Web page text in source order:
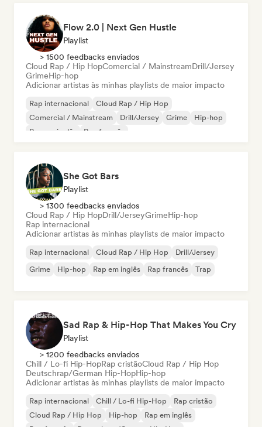
Flow 2.0 | Next Gen Hustle
Playlist
> 1500 feedbacks enviados
Cloud Rap / Hip HopComercial / MainstreamDrill/Jersey
GrimeHip-hop
Adicionar artistas às minhas playlists de maior impacto
Rap internacional
Cloud Rap / Hip Hop
Comercial / Mainstream
Drill/Jersey Grime
Hip-hop
Rap em inglês
Rap francês
She Got Bars
Playlist
> 1300 feedbacks enviados
Cloud Rap / Hip HopDrill/JerseyGrimeHip-hop
Rap internacional
Adicionar artistas às minhas playlists de maior impacto
Rap internacional Cloud Rap / Hip Hop
Drill/Jersey
Grime
Hip-hop Rap em inglês Rap francês Trap
Sad Rap & Hip-Hop That Makes You Cry
Playlist
> 1200 feedbacks enviados
Chill / Lo-fi Hip-HopRap cristãoCloud Rap / Hip Hop
Deutschrap/German Hip-HopHip-hop
Adicionar artistas às minhas playlists de maior impacto
Rap internacional Chill / Lo-fi Hip-Hop
Rap cristão
Cloud Rap / Hip Hop
Hip-hop
Rap em inglês